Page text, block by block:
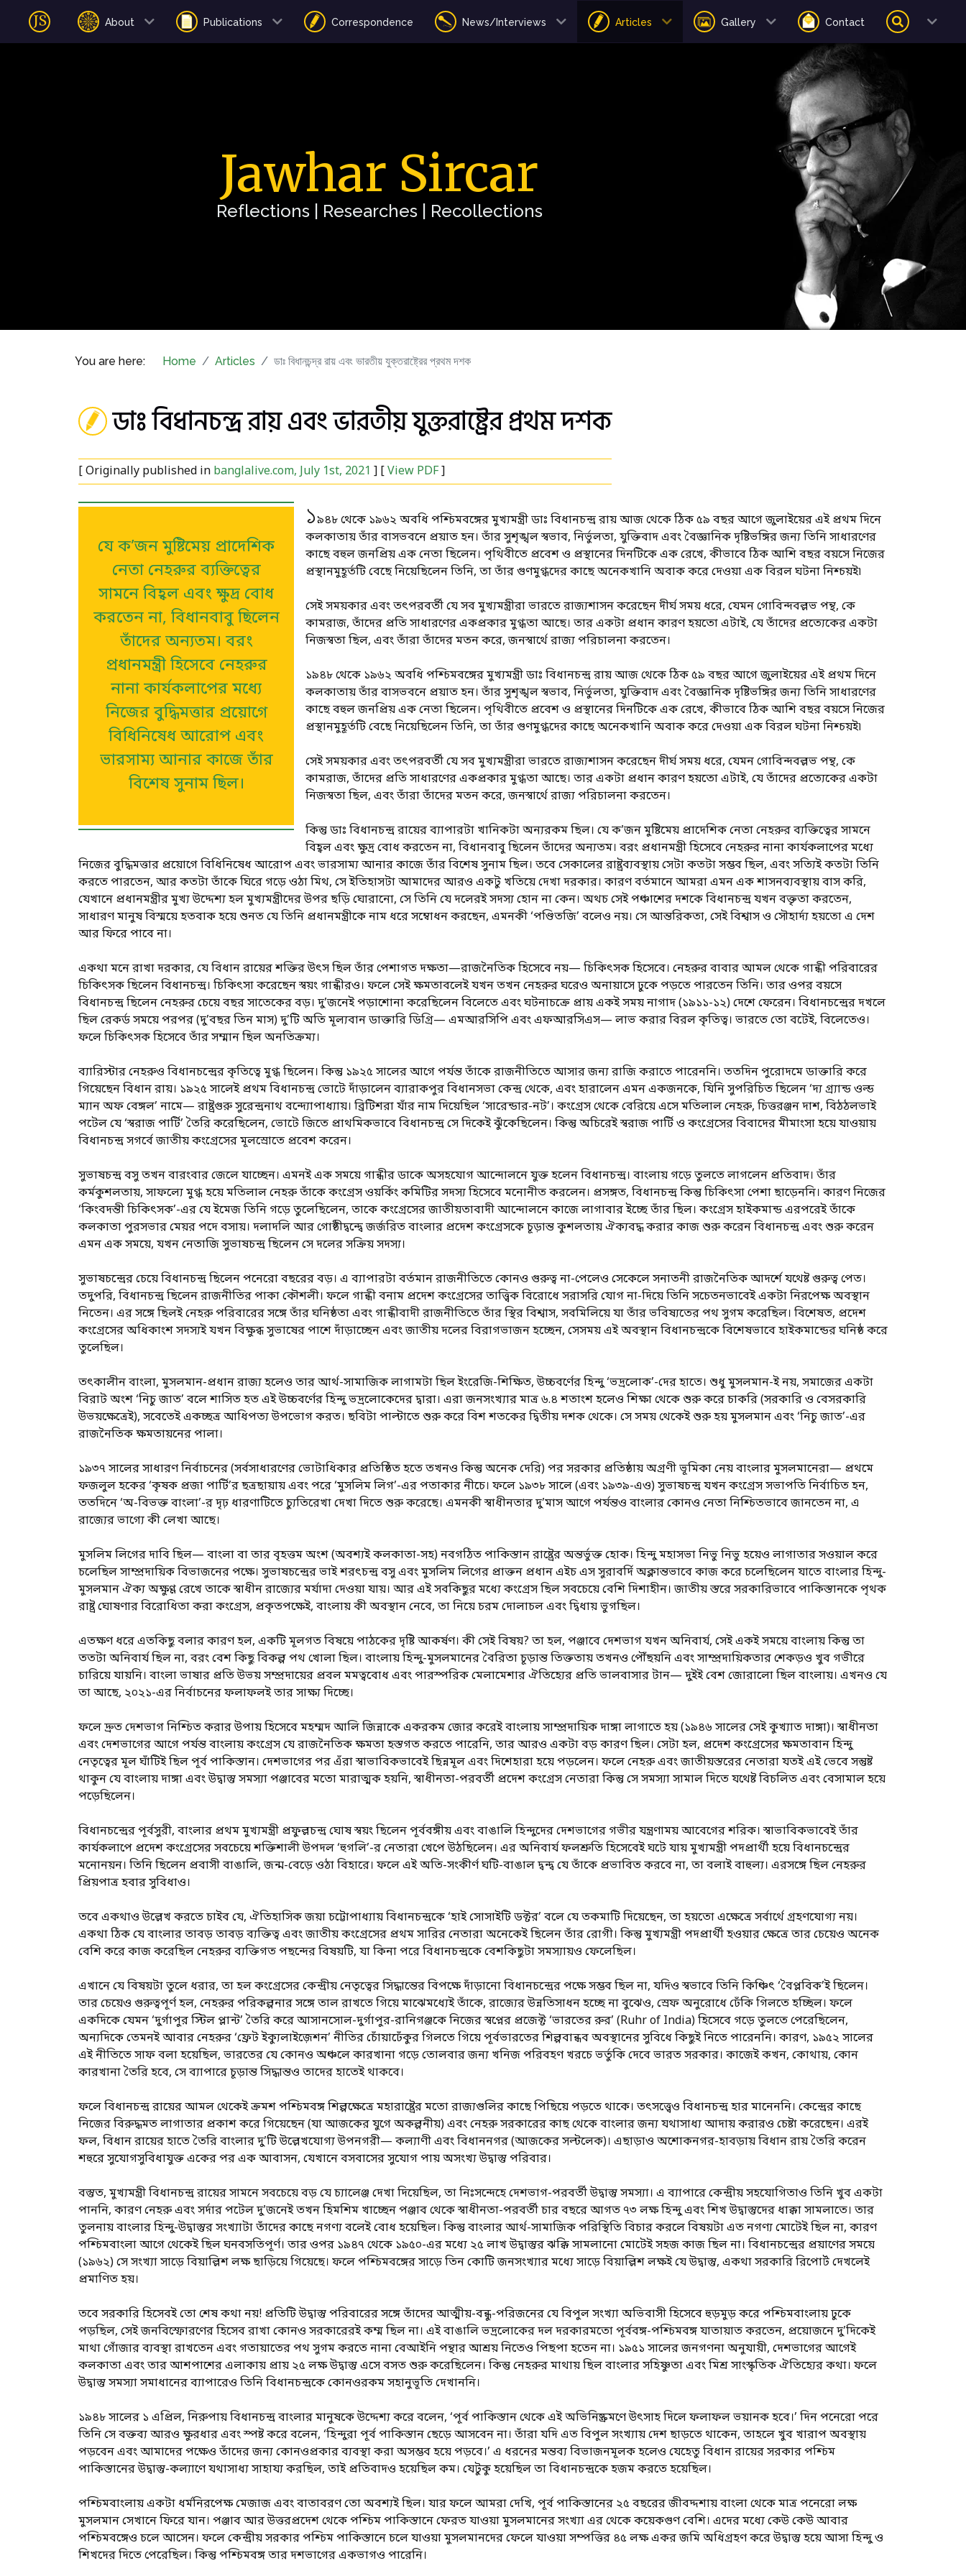
About Publications Correspondence News/Interviews Articles Gallery Contact
Jawhar Sircar
Reflections | Researches | Recollections
You are here: Home Articles ডাঃ বিধানচন্দ্র রায় এবং ভারতীয় যুক্তরাষ্ট্রের প্রথম দশক
ডাঃ বিধানচন্দ্র রায় এবং ভারতীয় যুক্তরাষ্ট্রের প্রথম দশক
[ Originally published in banglalive.com, July 1st, 2021 ] [View PDF]
যে ক’জন মুষ্টিমেয় প্রাদেশিক
নেতা নেহরুর ব্যক্তিত্বের
সামনে বিহ্বল এবং ক্ষুদ্র বোধ
করতেন না, বিধানবাবু ছিলেন
তাঁদের অন্যতম। বরং
প্রধানমন্ত্রী হিসেবে নেহরুর
নানা কার্যকলাপের মধ্যে
নিজের বুদ্ধিমত্তার প্রয়োগে
বিধিনিষেধ আরোপ এবং
ভারসাম্য আনার কাজে তাঁর
বিশেষ সুনাম ছিল।
১৯৪৮ থেকে ১৯৬২ অবধি পশ্চিমবঙ্গের মুখ্যমন্ত্রী ডাঃ বিধানচন্দ্র রায় আজ থেকে ঠিক ৫৯ বছর আগে জুলাইয়ের এই প্রথম দিনে
কলকাতায় তাঁর বাসভবনে প্রয়াত হন। তাঁর সুশৃঙ্খল স্বভাব, নির্ভুলতা, যুক্তিবাদ এবং বৈজ্ঞানিক দৃষ্টিভঙ্গির জন্য তিনি সাধারণের
কাছে বহুল জনপ্রিয় এক নেতা ছিলেন। পৃথিবীতে প্রবেশ ও প্রস্থানের দিনটিকে এক রেখে, কীভাবে ঠিক আশি বছর বয়সে নিজের
প্রস্থানমুহূর্তটি বেছে নিয়েছিলেন তিনি, তা তাঁর গুণমুগ্ধদের কাছে অনেকখানি অবাক করে দেওয়া এক বিরল ঘটনা নিশ্চয়ই৷
সেই সময়কার এবং তৎপরবর্তী যে সব মুখ্যমন্ত্রীরা ভারতে রাজ্যশাসন করেছেন দীর্ঘ সময় ধরে, যেমন গোবিন্দবল্লভ পন্থ, কে
কামরাজ, তাঁদের প্রতি সাধারণের একপ্রকার মুগ্ধতা আছে। তার একটা প্রধান কারণ হয়তো এটাই, যে তাঁদের প্রত্যেকের একটা
নিজস্বতা ছিল, এবং তাঁরা তাঁদের মতন করে, জনস্বার্থে রাজ্য পরিচালনা করতেন।
১৯৪৮ থেকে ১৯৬২ অবধি পশ্চিমবঙ্গের মুখ্যমন্ত্রী ডাঃ বিধানচন্দ্র রায় আজ থেকে ঠিক ৫৯ বছর আগে জুলাইয়ের এই প্রথম দিনে
কলকাতায় তাঁর বাসভবনে প্রয়াত হন। তাঁর সুশৃঙ্খল স্বভাব, নির্ভুলতা, যুক্তিবাদ এবং বৈজ্ঞানিক দৃষ্টিভঙ্গির জন্য তিনি সাধারণের
কাছে বহুল জনপ্রিয় এক নেতা ছিলেন। পৃথিবীতে প্রবেশ ও প্রস্থানের দিনটিকে এক রেখে, কীভাবে ঠিক আশি বছর বয়সে নিজের
প্রস্থানমুহূর্তটি বেছে নিয়েছিলেন তিনি, তা তাঁর গুণমুগ্ধদের কাছে অনেকখানি অবাক করে দেওয়া এক বিরল ঘটনা নিশ্চয়ই৷
সেই সময়কার এবং তৎপরবর্তী যে সব মুখ্যমন্ত্রীরা ভারতে রাজ্যশাসন করেছেন দীর্ঘ সময় ধরে, যেমন গোবিন্দবল্লভ পন্থ, কে
কামরাজ, তাঁদের প্রতি সাধারণের একপ্রকার মুগ্ধতা আছে। তার একটা প্রধান কারণ হয়তো এটাই, যে তাঁদের প্রত্যেকের একটা
নিজস্বতা ছিল, এবং তাঁরা তাঁদের মতন করে, জনস্বার্থে রাজ্য পরিচালনা করতেন।
কিন্তু ডাঃ বিধানচন্দ্র রায়ের ব্যাপারটা খানিকটা অন্যরকম ছিল। যে ক’জন মুষ্টিমেয় প্রাদেশিক নেতা নেহরুর ব্যক্তিত্বের সামনে
বিহ্বল এবং ক্ষুদ্র বোধ করতেন না, বিধানবাবু ছিলেন তাঁদের অন্যতম। বরং প্রধানমন্ত্রী হিসেবে নেহরুর নানা কার্যকলাপের মধ্যে
নিজের বুদ্ধিমত্তার প্রয়োগে বিধিনিষেধ আরোপ এবং ভারসাম্য আনার কাজে তাঁর বিশেষ সুনাম ছিল। তবে সেকালের রাষ্ট্রব্যবস্থায় সেটা কতটা সম্ভব ছিল, এবং সত্যিই কতটা তিনি
করতে পারতেন, আর কতটা তাঁকে ঘিরে গড়ে ওঠা মিথ, সে ইতিহাসটা আমাদের আরও একটু খতিয়ে দেখা দরকার। কারণ বর্তমানে আমরা এমন এক শাসনব্যবস্থায় বাস করি,
যেখানে প্রধানমন্ত্রীর মুখ্য উদ্দেশ্য হল মুখ্যমন্ত্রীদের উপর ছড়ি ঘোরানো, সে তিনি যে দলেরই সদস্য হোন না কেন। অথচ সেই পঞ্চাশের দশকে বিধানচন্দ্র যখন বক্তৃতা করতেন,
সাধারণ মানুষ বিস্ময়ে হতবাক হয়ে শুনত যে তিনি প্রধানমন্ত্রীকে নাম ধরে সম্বোধন করছেন, এমনকী ‘পণ্ডিতজি’ বলেও নয়। সে আন্তরিকতা, সেই বিশ্বাস ও সৌহার্দ্য হয়তো এ দেশ
আর ফিরে পাবে না।
একথা মনে রাখা দরকার, যে বিধান রায়ের শক্তির উৎস ছিল তাঁর পেশাগত দক্ষতা—রাজনৈতিক হিসেবে নয়— চিকিৎসক হিসেবে। নেহরুর বাবার আমল থেকে গান্ধী পরিবারের
চিকিৎসক ছিলেন বিধানচন্দ্র। চিকিৎসা করেছেন স্বয়ং গান্ধীরও। ফলে সেই ক্ষমতাবলেই যখন তখন নেহরুর ঘরেও অনায়াসে ঢুকে পড়তে পারতেন তিনি। তার ওপর বয়সে
বিধানচন্দ্র ছিলেন নেহরুর চেয়ে বছর সাতেকের বড়। দু’জনেই পড়াশোনা করেছিলেন বিলেতে এবং ঘটনাচক্রে প্রায় একই সময় নাগাদ (১৯১১-১২) দেশে ফেরেন। বিধানচন্দ্রের দখলে
ছিল রেকর্ড সময়ে পরপর (দু’বছর তিন মাস) দু’টি অতি মূল্যবান ডাক্তারি ডিগ্রি— এমআরসিপি এবং এফআরসিএস— লাভ করার বিরল কৃতিত্ব। ভারতে তো বটেই, বিলেতেও।
ফলে চিকিৎসক হিসেবে তাঁর সম্মান ছিল অনতিক্রম্য।
ব্যারিস্টার নেহরুও বিধানচন্দ্রের কৃতিত্বে মুগ্ধ ছিলেন। কিন্তু ১৯২৫ সালের আগে পর্যন্ত তাঁকে রাজনীতিতে আসার জন্য রাজি করাতে পারেননি। ততদিন পুরোদমে ডাক্তারি করে
গিয়েছেন বিধান রায়। ১৯২৫ সালেই প্রথম বিধানচন্দ্র ভোটে দাঁড়ালেন ব্যারাকপুর বিধানসভা কেন্দ্র থেকে, এবং হারালেন এমন একজনকে, যিনি সুপরিচিত ছিলেন ‘দ্য গ্র্যান্ড ওল্ড
ম্যান অফ বেঙ্গল’ নামে— রাষ্ট্রগুরু সুরেন্দ্রনাথ বন্দ্যোপাধ্যায়। ব্রিটিশরা যাঁর নাম দিয়েছিল ‘সারেন্ডার-নট’। কংগ্রেস থেকে বেরিয়ে এসে মতিলাল নেহরু, চিত্তরঞ্জন দাশ, বিঠঠলভাই
পটেল যে ‘স্বরাজ পার্টি’ তৈরি করেছিলেন, ভোটে জিতে প্রাথমিকভাবে বিধানচন্দ্র সে দিকেই ঝুঁকেছিলেন। কিন্তু অচিরেই স্বরাজ পার্টি ও কংগ্রেসের বিবাদের মীমাংসা হয়ে যাওয়ায়
বিধানচন্দ্র সগর্বে জাতীয় কংগ্রেসের মূলস্রোতে প্রবেশ করেন।
সুভাষচন্দ্র বসু তখন বারংবার জেলে যাচ্ছেন। এমনই এক সময়ে গান্ধীর ডাকে অসহযোগ আন্দোলনে যুক্ত হলেন বিধানচন্দ্র। বাংলায় গড়ে তুলতে লাগলেন প্রতিবাদ। তাঁর
কর্মকুশলতায়, সাফল্যে মুগ্ধ হয়ে মতিলাল নেহরু তাঁকে কংগ্রেস ওয়র্কিং কমিটির সদস্য হিসেবে মনোনীত করলেন। প্রসঙ্গত, বিধানচন্দ্র কিন্তু চিকিৎসা পেশা ছাড়েননি। কারণ নিজের
‘কিংবদন্তী চিকিৎসক’-এর যে ইমেজ তিনি গড়ে তুলেছিলেন, তাকে কংগ্রেসের জাতীয়তাবাদী আন্দোলনে কাজে লাগাবার ইচ্ছে তাঁর ছিল। কংগ্রেস হাইকমান্ড এরপরেই তাঁকে
কলকাতা পুরসভার মেয়র পদে বসায়। দলাদলি আর গোষ্ঠীদ্বন্দ্বে জর্জরিত বাংলার প্রদেশ কংগ্রেসকে চূড়ান্ত কুশলতায় ঐক্যবদ্ধ করার কাজ শুরু করেন বিধানচন্দ্র এবং শুরু করেন
এমন এক সময়ে, যখন নেতাজি সুভাষচন্দ্র ছিলেন সে দলের সক্রিয় সদস্য।
সুভাষচন্দ্রের চেয়ে বিধানচন্দ্র ছিলেন পনেরো বছরের বড়। এ ব্যাপারটা বর্তমান রাজনীতিতে কোনও গুরুত্ব না-পেলেও সেকেলে সনাতনী রাজনৈতিক আদর্শে যথেষ্ট গুরুত্ব পেত।
তদুপরি, বিধানচন্দ্র ছিলেন রাজনীতির পাকা কৌশলী। ফলে গান্ধী বনাম প্রদেশ কংগ্রেসের তাত্ত্বিক বিরোধে সরাসরি যোগ না-দিয়ে তিনি সচেতনভাবেই একটা নিরপেক্ষ অবস্থান
নিতেন। এর সঙ্গে ছিলই নেহরু পরিবারের সঙ্গে তাঁর ঘনিষ্ঠতা এবং গান্ধীবাদী রাজনীতিতে তাঁর স্থির বিশ্বাস, সবমিলিয়ে যা তাঁর ভবিষ্যতের পথ সুগম করেছিল। বিশেষত, প্রদেশ
কংগ্রেসের অধিকাংশ সদস্যই যখন বিক্ষুব্ধ সুভাষের পাশে দাঁড়াচ্ছেন এবং জাতীয় দলের বিরাগভাজন হচ্ছেন, সেসময় এই অবস্থান বিধানচন্দ্রকে বিশেষভাবে হাইকমান্ডের ঘনিষ্ঠ করে
তুলেছিল।
তৎকালীন বাংলা, মুসলমান-প্রধান রাজ্য হলেও তার আর্থ-সামাজিক লাগামটা ছিল ইংরেজি-শিক্ষিত, উচ্চবর্ণের হিন্দু ‘ভদ্রলোক’-দের হাতে। শুধু মুসলমান-ই নয়, সমাজের একটা
বিরাট অংশ ‘নিচু জাত’ বলে শাসিত হত এই উচ্চবর্ণের হিন্দু ভদ্রলোকেদের দ্বারা। এরা জনসংখ্যার মাত্র ৬.৪ শতাংশ হলেও শিক্ষা থেকে শুরু করে চাকরি (সরকারি ও বেসরকারি
উভয়ক্ষেত্রেই), সবেতেই একচ্ছত্র আধিপত্য উপভোগ করত। ছবিটা পাল্টাতে শুরু করে বিশ শতকের দ্বিতীয় দশক থেকে। সে সময় থেকেই শুরু হয় মুসলমান এবং ‘নিচু জাত’-এর
রাজনৈতিক ক্ষমতায়নের পালা।
১৯৩৭ সালের সাধারণ নির্বাচনের (সর্বসাধারণের ভোটাধিকার প্রতিষ্ঠিত হতে তখনও কিন্তু অনেক দেরি) পর সরকার প্রতিষ্ঠায় অগ্রণী ভূমিকা নেয় বাংলার মুসলমানেরা— প্রথমে
ফজলুল হকের ‘কৃষক প্রজা পার্টি’র ছত্রছায়ায় এবং পরে ‘মুসলিম লিগ’-এর পতাকার নীচে। ফলে ১৯৩৮ সালে (এবং ১৯৩৯-এও) সুভাষচন্দ্র যখন কংগ্রেস সভাপতি নির্বাচিত হন,
ততদিনে ‘অ-বিভক্ত বাংলা’-র দৃঢ় ধারণাটিতে চ্যুতিরেখা দেখা দিতে শুরু করেছে। এমনকী স্বাধীনতার দু’মাস আগে পর্যন্তও বাংলার কোনও নেতা নিশ্চিতভাবে জানতেন না, এ
রাজ্যের ভাগ্যে কী লেখা আছে।
মুসলিম লিগের দাবি ছিল— বাংলা বা তার বৃহত্তম অংশ (অবশ্যই কলকাতা-সহ) নবগঠিত পাকিস্তান রাষ্ট্রের অন্তর্ভুক্ত হোক। হিন্দু মহাসভা নিভু নিভু হয়েও লাগাতার সওয়াল করে
চলেছিল সাম্প্রদায়িক বিভাজনের পক্ষে। সুভাষচন্দ্রের ভাই শরৎচন্দ্র বসু এবং মুসলিম লিগের প্রাক্তন প্রধান এইচ এস সুরাবর্দি অক্লান্তভাবে কাজ করে চলেছিলেন যাতে বাংলার হিন্দু-
মুসলমান ঐক্য অক্ষুণ্ণ রেখে তাকে স্বাধীন রাজ্যের মর্যাদা দেওয়া যায়। আর এই সবকিছুর মধ্যে কংগ্রেস ছিল সবচেয়ে বেশি দিশাহীন। জাতীয় স্তরে সরকারিভাবে পাকিস্তানকে পৃথক
রাষ্ট্র ঘোষণার বিরোধিতা করা কংগ্রেস, প্রকৃতপক্ষেই, বাংলায় কী অবস্থান নেবে, তা নিয়ে চরম দোলাচল এবং দ্বিধায় ভুগছিল।
এতক্ষণ ধরে এতকিছু বলার কারণ হল, একটি মূলগত বিষয়ে পাঠকের দৃষ্টি আকর্ষণ। কী সেই বিষয়? তা হল, পঞ্জাবে দেশভাগ যখন অনিবার্য, সেই একই সময়ে বাংলায় কিন্তু তা
ততটা অনিবার্য ছিল না, বরং বেশ কিছু বিকল্প পথ খোলা ছিল। বাংলায় হিন্দু-মুসলমানের বৈরিতা চূড়ান্ত তিক্ততায় তখনও পৌঁছয়নি এবং সাম্প্রদায়িকতার শেকড়ও খুব গভীরে
চারিয়ে যায়নি। বাংলা ভাষার প্রতি উভয় সম্প্রদায়ের প্রবল মমত্ববোধ এবং পারস্পরিক মেলামেশার ঐতিহ্যের প্রতি ভালবাসার টান— দুইই বেশ জোরালো ছিল বাংলায়। এখনও যে
তা আছে, ২০২১-এর নির্বাচনের ফলাফলই তার সাক্ষ্য দিচ্ছে।
ফলে দ্রুত দেশভাগ নিশ্চিত করার উপায় হিসেবে মহম্মদ আলি জিন্নাকে একরকম জোর করেই বাংলায় সাম্প্রদায়িক দাঙ্গা লাগাতে হয় (১৯৪৬ সালের সেই কুখ্যাত দাঙ্গা)। স্বাধীনতা
এবং দেশভাগের আগে পর্যন্ত বাংলায় কংগ্রেস যে রাজনৈতিক ক্ষমতা হস্তগত করতে পারেনি, তার আরও একটা বড় কারণ ছিল। সেটা হল, প্রদেশ কংগ্রেসের ক্ষমতাবান হিন্দু
নেতৃত্বের মূল ঘাঁটিই ছিল পূর্ব পাকিস্তান। দেশভাগের পর এঁরা স্বাভাবিকভাবেই ছিন্নমূল এবং দিশেহারা হয়ে পড়লেন। ফলে নেহরু এবং জাতীয়স্তরের নেতারা যতই এই ভেবে সন্তুষ্ট
থাকুন যে বাংলায় দাঙ্গা এবং উদ্বাস্তু সমস্যা পঞ্জাবের মতো মারাত্মক হয়নি, স্বাধীনতা-পরবর্তী প্রদেশ কংগ্রেস নেতারা কিন্তু সে সমস্যা সামাল দিতে যথেষ্ট বিচলিত এবং বেসামাল হয়ে
পড়েছিলেন।
বিধানচন্দ্রের পূর্বসুরী, বাংলার প্রথম মুখ্যমন্ত্রী প্রফুল্লচন্দ্র ঘোষ স্বয়ং ছিলেন পূর্ববঙ্গীয় এবং বাঙালি হিন্দুদের দেশভাগের গভীর যন্ত্রণাময় আবেগের শরিক। স্বাভাবিকভাবেই তাঁর
কার্যকলাপে প্রদেশ কংগ্রেসের সবচেয়ে শক্তিশালী উপদল ‘হুগলি’-র নেতারা খেপে উঠছিলেন। এর অনিবার্য ফলশ্রুতি হিসেবেই ঘটে যায় মুখ্যমন্ত্রী পদপ্রার্থী হয়ে বিধানচন্দ্রের
মনোনয়ন। তিনি ছিলেন প্রবাসী বাঙালি, জন্ম-বেড়ে ওঠা বিহারে। ফলে এই অতি-সংকীর্ণ ঘটি-বাঙাল দ্বন্দ্ব যে তাঁকে প্রভাবিত করবে না, তা বলাই বাহুল্য। এরসঙ্গে ছিল নেহরুর
প্রিয়পাত্র হবার সুবিধাও।
তবে একথাও উল্লেখ করতে চাইব যে, ঐতিহাসিক জয়া চট্টোপাধ্যায় বিধানচন্দ্রকে ‘হাই সোসাইটি ডক্টর’ বলে যে তকমাটি দিয়েছেন, তা হয়তো এক্ষেত্রে সর্বার্থে গ্রহণযোগ্য নয়।
একথা ঠিক যে বাংলার তাবড় তাবড় ব্যক্তিত্ব এবং জাতীয় কংগ্রেসের প্রথম সারির নেতারা অনেকেই ছিলেন তাঁর রোগী। কিন্তু মুখ্যমন্ত্রী পদপ্রার্থী হওয়ার ক্ষেত্রে তার চেয়েও অনেক
বেশি করে কাজ করেছিল নেহরুর ব্যক্তিগত পছন্দের বিষয়টি, যা কিনা পরে বিধানচন্দ্রকে বেশকিছুটা সমস্যায়ও ফেলেছিল।
এখানে যে বিষয়টা তুলে ধরার, তা হল কংগ্রেসের কেন্দ্রীয় নেতৃত্বের সিদ্ধান্তের বিপক্ষে দাঁড়ানো বিধানচন্দ্রের পক্ষে সম্ভব ছিল না, যদিও স্বভাবে তিনি কিঞ্চিৎ ‘বৈপ্লবিক’ই ছিলেন।
তার চেয়েও গুরুত্বপূর্ণ হল, নেহরুর পরিকল্পনার সঙ্গে তাল রাখতে গিয়ে মাঝেমধ্যেই তাঁকে, রাজ্যের উন্নতিসাধন হচ্ছে না বুঝেও, স্রেফ অনুরোধে ঢেঁকি গিলতে হচ্ছিল। ফলে
একদিকে যেমন ‘দুর্গাপুর স্টিল প্লান্ট’ তৈরি করে আসানসোল-দুর্গাপুর-রানিগঞ্জকে নিজের স্বপ্নের প্রজেক্ট ‘ভারতের রুর’ (Ruhr of India) হিসেবে গড়ে তুলতে পেরেছিলেন,
অন্যদিকে তেমনই আবার নেহরুর ‘ফ্রেট ইক্যুলাইজ়েশন’ নীতির চোঁয়াঢেঁকুর গিলতে গিয়ে পূর্বভারতের শিল্পবান্ধব অবস্থানের সুবিধে কিছুই নিতে পারেননি। কারণ, ১৯৫২ সালের
এই নীতিতে সাফ বলা হয়েছিল, ভারতের যে কোনও অঞ্চলে কারখানা গড়ে তোলবার জন্য খনিজ পরিবহণ খরচে ভর্তুকি দেবে ভারত সরকার। কাজেই কখন, কোথায়, কোন
কারখানা তৈরি হবে, সে ব্যাপারে চূড়ান্ত সিদ্ধান্তও তাদের হাতেই থাকবে।
ফলে বিধানচন্দ্র রায়ের আমল থেকেই ক্রমশ পশ্চিমবঙ্গ শিল্পক্ষেত্রে মহারাষ্ট্রের মতো রাজ্যগুলির কাছে পিছিয়ে পড়তে থাকে। তৎসত্ত্বেও বিধানচন্দ্র হার মানেননি। কেন্দ্রের কাছে
নিজের বিরুদ্ধমত লাগাতার প্রকাশ করে গিয়েছেন (যা আজকের যুগে অকল্পনীয়) এবং নেহরু সরকারের কাছ থেকে বাংলার জন্য যথাসাধ্য আদায় করারও চেষ্টা করেছেন। এরই
ফল, বিধান রায়ের হাতে তৈরি বাংলার দু’টি উল্লেখযোগ্য উপনগরী— কল্যাণী এবং বিধাননগর (আজকের সল্টলেক)। এছাড়াও অশোকনগর-হাবড়ায় বিধান রায় তৈরি করেন
শহুরে সুযোগসুবিধাযুক্ত একের পর এক আবাসন, যেখানে বসবাসের সুযোগ পায় অসংখ্য উদ্বাস্তু পরিবার।
বস্তুত, মুখ্যমন্ত্রী বিধানচন্দ্র রায়ের সামনে সবচেয়ে বড় যে চ্যালেঞ্জ দেখা দিয়েছিল, তা নিঃসন্দেহে দেশভাগ-পরবর্তী উদ্বাস্তু সমস্যা। এ ব্যাপারে কেন্দ্রীয় সহযোগিতাও তিনি খুব একটা
পাননি, কারণ নেহরু এবং সর্দার পটেল দু’জনেই তখন হিমশিম খাচ্ছেন পঞ্জাব থেকে স্বাধীনতা-পরবর্তী চার বছরে আগত ৭৩ লক্ষ হিন্দু এবং শিখ উদ্বাস্তুদের ধাক্কা সামলাতে। তার
তুলনায় বাংলার হিন্দু-উদ্বাস্তুর সংখ্যাটা তাঁদের কাছে নগণ্য বলেই বোধ হয়েছিল। কিন্তু বাংলার আর্থ-সামাজিক পরিস্থিতি বিচার করলে বিষয়টা এত নগণ্য মোটেই ছিল না, কারণ
পশ্চিমবাংলা আগে থেকেই ছিল ঘনবসতিপূর্ণ। তার ওপর ১৯৪৭ থেকে ১৯৫০-এর মধ্যে ২৫ লাখ উদ্বাস্তুর ঝক্কি সামলানো মোটেই সহজ কাজ ছিল না। বিধানচন্দ্রের প্রয়াণের সময়ে
(১৯৬২) সে সংখ্যা সাড়ে বিয়াল্লিশ লক্ষ ছাড়িয়ে গিয়েছে। ফলে পশ্চিমবঙ্গের সাড়ে তিন কোটি জনসংখ্যার মধ্যে সাড়ে বিয়াল্লিশ লক্ষই যে উদ্বাস্তু, একথা সরকারি রিপোর্ট দেখলেই
প্রমাণিত হয়।
তবে সরকারি হিসেবই তো শেষ কথা নয়! প্রতিটি উদ্বাস্তু পরিবারের সঙ্গে তাঁদের আত্মীয়-বন্ধু-পরিজনের যে বিপুল সংখ্যা অভিবাসী হিসেবে হুড়মুড় করে পশ্চিমবাংলায় ঢুকে
পড়ছিল, সেই জনবিস্ফোরণের হিসেব রাখা কোনও সরকারেরই কম্ম ছিল না। এই বাঙালি ভদ্রলোকের দল দরকারমতো পূর্ববঙ্গ-পশ্চিমবঙ্গ যাতায়াত করতেন, প্রয়োজনে দু’দিকেই
মাথা গোঁজার ব্যবস্থা রাখতেন এবং গতায়াতের পথ সুগম করতে নানা বেআইনি পন্থার আশ্রয় নিতেও পিছপা হতেন না। ১৯৫১ সালের জনগণনা অনুযায়ী, দেশভাগের আগেই
কলকাতা এবং তার আশপাশের এলাকায় প্রায় ২৫ লক্ষ উদ্বাস্তু এসে বসত শুরু করেছিলেন। কিন্তু নেহরুর মাথায় ছিল বাংলার সহিষ্ণুতা এবং মিশ্র সাংস্কৃতিক ঐতিহ্যের কথা। ফলে
উদ্বাস্তু সমস্যা সমাধানের ব্যাপারেও তিনি বিধানচন্দ্রকে কোনওরকম সহানুভূতি দেখাননি।
১৯৪৮ সালের ১ এপ্রিল, নিরুপায় বিধানচন্দ্র বাংলার মানুষকে উদ্দেশ্য করে বলেন, ‘পূর্ব পাকিস্তান থেকে এই অভিনিষ্ক্রমণে উৎসাহ দিলে ফলাফল ভয়ানক হবে।’ দিন পনেরো পরে
তিনি সে বক্তব্য আরও ক্ষুরধার এবং স্পষ্ট করে বলেন, ‘হিন্দুরা পূর্ব পাকিস্তান ছেড়ে আসবেন না। তাঁরা যদি এত বিপুল সংখ্যায় দেশ ছাড়তে থাকেন, তাহলে খুব খারাপ অবস্থায়
পড়বেন এবং আমাদের পক্ষেও তাঁদের জন্য কোনওপ্রকার ব্যবস্থা করা অসম্ভব হয়ে পড়বে।’ এ ধরনের মন্তব্য বিভাজনমূলক হলেও যেহেতু বিধান রায়ের সরকার পশ্চিম
পাকিস্তানের উদ্বাস্তু-কল্যাণে যথাসাধ্য সাহায্য করছিল, তাই প্রতিবাদও হয়েছিল কম। যেটুকু হয়েছিল তা বিধানচন্দ্রকে হজম করতে হয়েছিল।
পশ্চিমবাংলায় একটা ধর্মনিরপেক্ষ মেজাজ এবং বাতাবরণ তো অবশ্যই ছিল। যার ফলে আমরা দেখি, পূর্ব পাকিস্তানের ২৫ বছরের জীবদ্দশায় বাংলা থেকে মাত্র পনেরো লক্ষ
মুসলমান সেখানে ফিরে যান। পঞ্জাব আর উত্তরপ্রদেশ থেকে পশ্চিম পাকিস্তানে ফেরত যাওয়া মুসলমানের সংখ্যা এর থেকে কয়েকগুণ বেশি। এদের মধ্যে কেউ কেউ আবার
পশ্চিমবঙ্গেও চলে আসেন। ফলে কেন্দ্রীয় সরকার পশ্চিম পাকিস্তানে চলে যাওয়া মুসলমানদের ফেলে যাওয়া সম্পত্তির ৪৫ লক্ষ একর জমি অধিগ্রহণ করে উদ্বাস্তু হয়ে আসা হিন্দু ও
শিখদের দিতে পেরেছিল। কিন্তু পশ্চিমবঙ্গ তার দশভাগের একভাগও পারেনি।